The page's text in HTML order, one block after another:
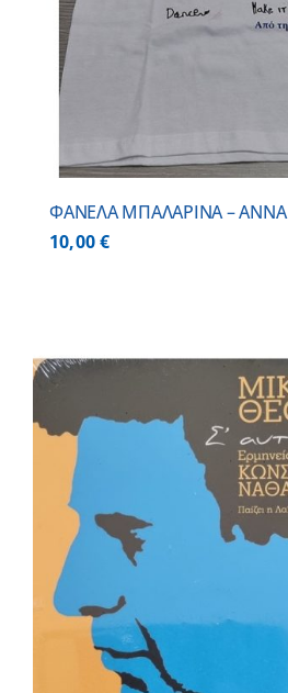
ΦΑΝΕΛΑ ΜΠΑΛΑΡΙΝΑ – ΑΝΝΑ
10,00€